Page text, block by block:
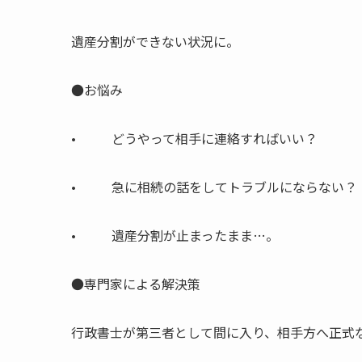
遺産分割ができない状況に。
●お悩み
• どうやって相手に連絡すればいい？
• 急に相続の話をしてトラブルにならない？
• 遺産分割が止まったまま…。
●専門家による解決策
行政書士が第三者として間に入り、相手方へ正式